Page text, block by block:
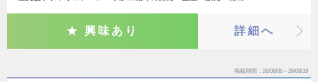
興味あり 詳細へ
掲載期間 26/08/06～26/08/19